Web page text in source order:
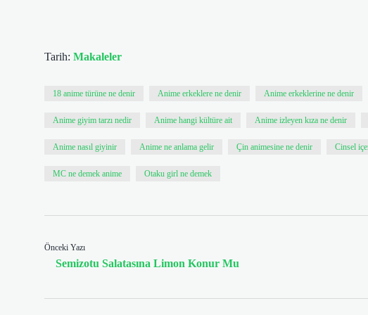
Tarih: Makaleler
18 anime türüne ne denir Anime erkeklere ne denir Anime erkeklerine ne denir
Anime giyim tarzı nedir Anime hangi kültüre ait Anime izleyen kıza ne denir
Anime nasıl giyinir Anime ne anlama gelir Çin animesine ne denir Cinsel
MC ne demek anime Otaku girl ne demek
Önceki Yazı
Semizotu Salatasına Limon Konur Mu